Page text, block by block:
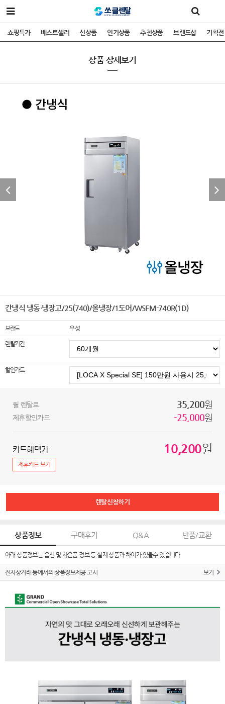
쇼핑특가 베스트셀러 신상품 인기상품 추천상품 브랜드샵 기획전
상품 상세보기
간냉식 냉동·냉장고/25(740)/올냉장/1도어/WSFM-740R(1D)
브랜드 우성
렌탈기간
할인카드
월 렌탈료 35,200원
제휴할인카드 -25,000원
카드혜택가 10,200원
제휴카드 보기
렌탈신청하기
상품정보 구매후기 Q&A 반품/교환
아래 상품정보는 옵션 및 사은품 정보 등 실제 상품과 차이가 있을수 있습니다
전자상거래 등에서의 상품정보제공 고시 보기